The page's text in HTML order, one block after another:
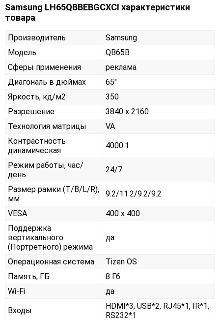
Samsung LH65QBBEBGCXCI характеристики
товара
Производитель
Samsung
Модель
QB65B
Сферы применения
реклама
Диагональ в дюймах
65"
Яркость, кд/м2
350
Разрешение
3840 x 2160
Технология матрицы
VA
Контрастность
динамическая
4000:1
Режим работы, час/
день
24/7
Размер рамки (T/B/L/R),
мм
9.2/11.2/9.2/9.2
VESA
400 x 400
Поддержка
вертикального
(Портретного) режима
да
Операционная система
Tizen OS
Память, ГБ
8 Гб
Wi-Fi
да
Входы
HDMI*3, USB*2, RJ45*1, IR*1,
RS232*1